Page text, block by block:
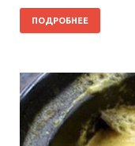
ПОДРОБНЕЕ